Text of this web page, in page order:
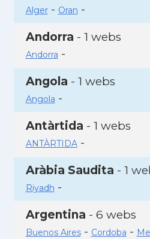
Alger- Oran -
Andorra - 1 webs
Andorra -
Angola - 1 webs
Angola -
Antàrtida - 1 webs
ANTÀRTIDA-
Aràbia Saudita - 1
Riyadh -
Argentina - 6 webs
Buenos Aires- Cordoba -